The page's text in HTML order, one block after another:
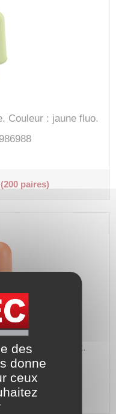
Couleur : jaune fluo.
986988
paires)
option confort.
des
donne
ceux